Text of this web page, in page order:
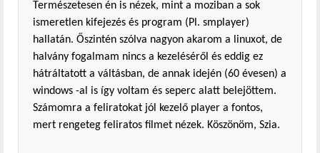
Természetesen én is nézek, mint a moziban a sok
ismeretlen kifejezés és program (Pl. smplayer)
hallatán. Őszintén szólva nagyon akarom a linuxot, de
halvány fogalmam nincs a kezeléséről és eddig ez
hátráltatott a váltásban, de annak idején (60 évesen) a
windows -al is így voltam és seperc alatt belejöttem.
Számomra a feliratokat jól kezelő player a fontos,
mert rengeteg feliratos filmet nézek. Köszönöm, Szia.